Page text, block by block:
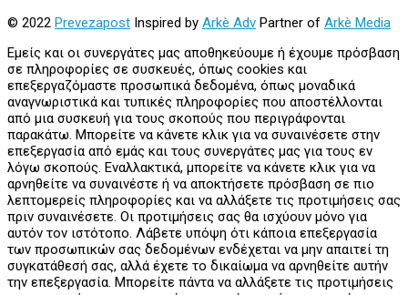
© 2022 Prevezapost Inspired by Arkè Adv Partner of Arkè Media
Εμείς και οι συνεργάτες μας αποθηκεύουμε ή έχουμε πρόσβαση
σε πληροφορίες σε συσκευές, όπως cookies και
επεξεργαζόμαστε προσωπικά δεδομένα, όπως μοναδικά
αναγνωριστικά και τυπικές πληροφορίες που αποστέλλονται
από μια συσκευή για τους σκοπούς που περιγράφονται
παρακάτω. Μπορείτε να κάνετε κλικ για να συναινέσετε στην
επεξεργασία από εμάς και τους συνεργάτες μας για τους εν
λόγω σκοπούς. Εναλλακτικά, μπορείτε να κάνετε κλικ για να
αρνηθείτε να συναινέστε ή να αποκτήσετε πρόσβαση σε πιο
λεπτομερείς πληροφορίες και να αλλάξετε τις προτιμήσεις σας
πριν συναινέσετε. Οι προτιμήσεις σας θα ισχύουν μόνο για
αυτόν τον ιστότοπο. Λάβετε υπόψη ότι κάποια επεξεργασία
των προσωπικών σας δεδομένων ενδέχεται να μην απαιτεί τη
συγκατάθεσή σας, αλλά έχετε το δικαίωμα να αρνηθείτε αυτήν
την επεξεργασία. Μπορείτε πάντα να αλλάξετε τις προτιμήσεις